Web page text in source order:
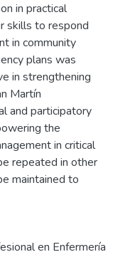
in practical
skills to respond
in community
plans was
in strengthening
Martín
and participatory
the
in critical
repeated in other
maintained to
en Enfermería